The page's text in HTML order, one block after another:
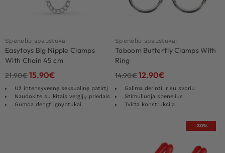
Spenelio spaustukai
Easytoys Big Nipple Clamps
With Chain 45 cm
21.90€15.90€
Už intensyvesnę seksualinę patirtį
Naudokite su kitais vergijų priedais
Gumoa dengti gnybtukai
Spenelio spaustukai
Taboom Butterfly Clamps With
Ring
14.90€12.90€
Galima derinti ir su svoriu
Stimuliuoja spenelius
Tvirta konstrukcija
-30%